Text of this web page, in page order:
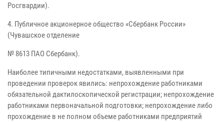
Росгвардии).
4. Публичное акционерное общество «Сбербанк России»
(Чувашское отделение
№ 8613 ПАО Сбербанк).
Наиболее типичными недостатками, выявленными при
проведении проверок явились: непрохождение работниками
обязательной дактилоскопической регистрации; непрохождение
работниками первоначальной подготовки; непрохождение либо
прохождение в не полном объеме работниками предприятий